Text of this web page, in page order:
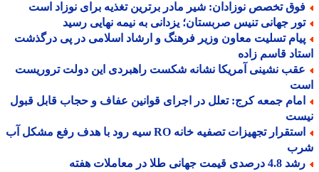
تخصص نوزادان: شیر مادر برترین تغذیه برای نوزاد است
جهانی تنیس صربستان؛ یزدانی به نیمه نهایی رسید
تسلیت معاون وزیر فرهنگ و ارشاد اسلامی در پی درگذشت
قاسم زاده
نشینی آمریکا نشانه شکست راهبردی این دولت تروریست
جمعه کرج: تعلل در اجرای قوانین عفاف و حجاب قابل قبول
استقرار تجهیزات تصفیه خانه RO سیه رود با هدف رفع مشکل آب
قیمت جهانی طلا در معاملات هفته